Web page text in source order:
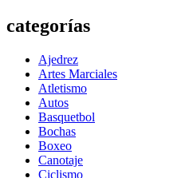
categorías
Ajedrez
Artes Marciales
Atletismo
Autos
Basquetbol
Bochas
Boxeo
Canotaje
Ciclismo